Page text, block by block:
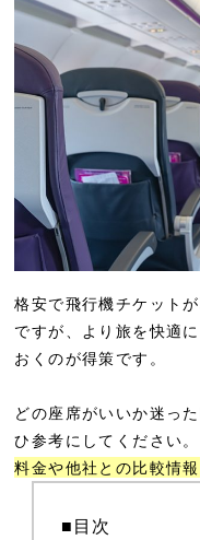
格安で飛行機チケット
ですが、より旅を快適
おくのが得策です。
どの座席がいいか迷っ
ひ参考にしてください。
料金や他社との比較情報
■目次